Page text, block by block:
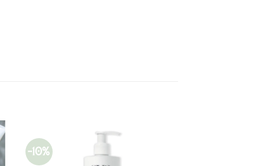
-10%